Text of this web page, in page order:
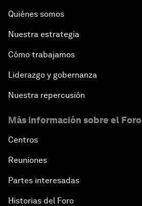
Quiénes somos
Nuestra estrategia
Cómo trabajamos
Liderazgo y gobernanza
Nuestra repercusión
Más información sobre el Foro
Centros
Reuniones
Partes interesadas
Historias del Foro